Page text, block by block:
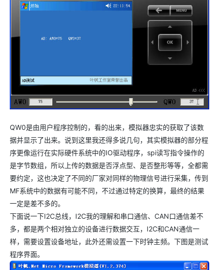
QW0是由用户程序控制的，看的出来，模拟器忠实的获取了该数
据并显示了出来。说到这里我还得多说几句，其实模拟器的部分程
序更像运行在实际硬件系统中的IO驱动程序，spi读写指令操作的
是字节数组，所以上传的数据是否浮点型、是否整形等等，全都需
要约定，这也决定了不同的厂家对同样的物理信号进行采集，传到
MF系统中的数据有可能不同，不过通过特定的换算，最终的结果
一定是差不多的。
下面说一下I2C总线，I2C我的理解和串口通信、CAN口通信差不
多，都是两个相对独立的设备进行数据交互，I2C和CAN通信一
样，需要设置设备地址，此外还需设置一下时钟主频。下图是测试
程序界面。